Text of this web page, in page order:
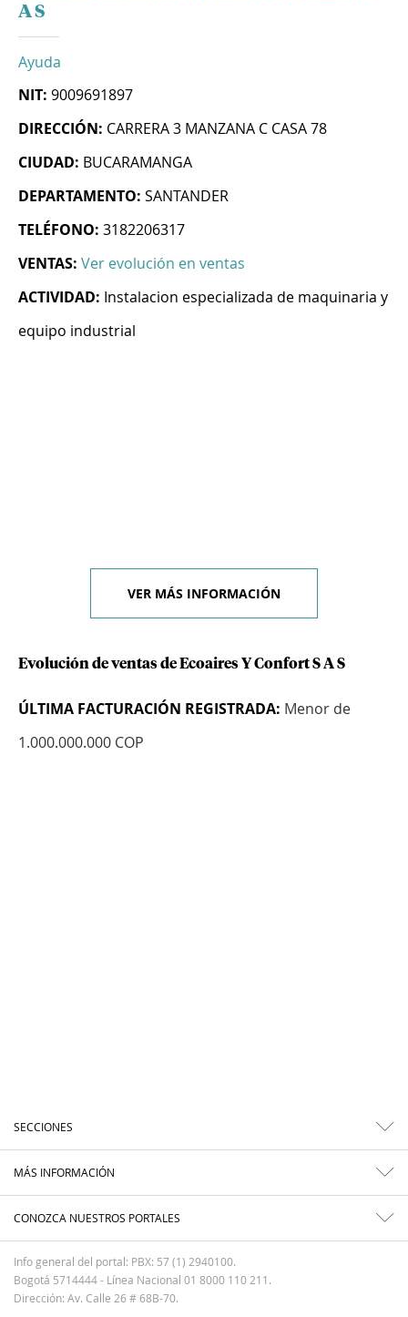
A S
Ayuda
NIT: 9009691897
DIRECCIÓN: CARRERA 3 MANZANA C CASA 78
CIUDAD: BUCARAMANGA
DEPARTAMENTO: SANTANDER
TELÉFONO: 3182206317
VENTAS: Ver evolución en ventas
ACTIVIDAD: Instalacion especializada de maquinaria y
equipo industrial
VER MÁS INFORMACIÓN
Evolución de ventas de Ecoaires Y Confort S A S
ÚLTIMA FACTURACIÓN REGISTRADA: Menor de
1.000.000.000 COP
SECCIONES
MÁS INFORMACIÓN
CONOZCA NUESTROS PORTALES
Info general del portal: PBX: 57 (1) 2940100.
Bogotá 5714444 - Línea Nacional 01 8000 110 211.
Dirección: Av. Calle 26 # 68B-70.